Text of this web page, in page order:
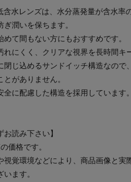
含水レンズは、水分蒸発量が含水率
ぎ潤いを保ちます。
めて間もない方にもおすすめです。
れにくく、クリアな視界を長時間キ
閉じ込めるサンドイッチ構造なので
とがありません。
全に配慮した構造を採用しています。
お読み下さい】
価格です。
視覚環境などにより、商品画像と実
ます。